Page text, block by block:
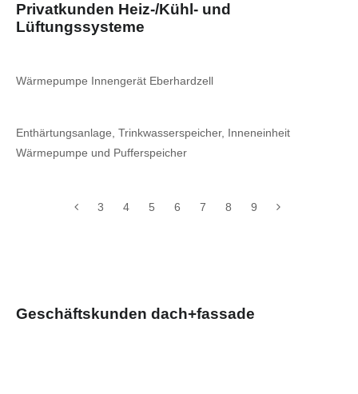
Privatkunden Heiz-/Kühl- und
Lüftungssysteme
Wärmepumpe Innengerät Eberhardzell
Enthärtungsanlage, Trinkwasserspeicher, Inneneinheit
Wärmepumpe und Pufferspeicher
3 4 5 6 7 8 9
Geschäftskunden dach+fassade